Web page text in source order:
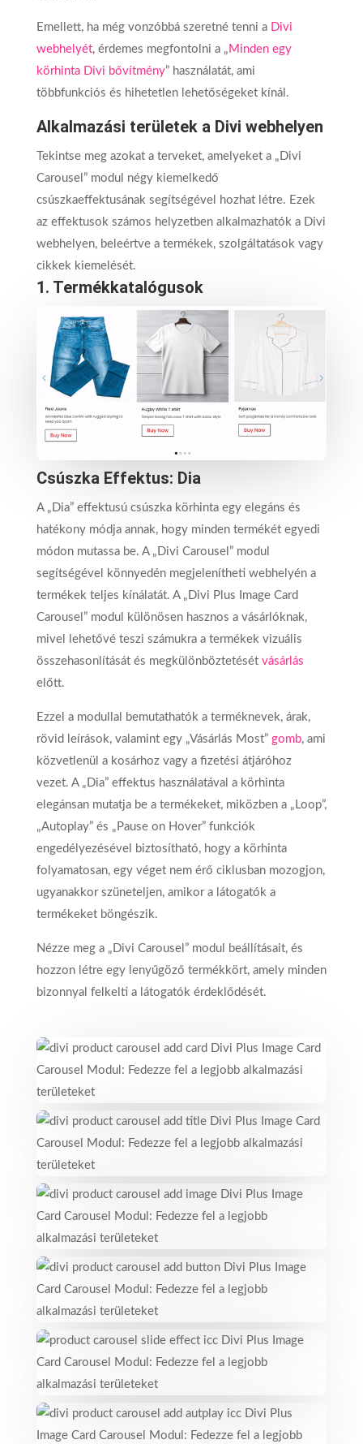
Emellett, ha még vonzóbbá szeretné tenni a Divi
webhelyét, érdemes megfontolni a „ Minden egy
körhinta Divi bővítmény” használatát, ami
többfunkciós és hihetetlen lehetőségeket kínál.
Alkalmazási területek a Divi webhelyen
Tekintse meg azokat a terveket, amelyeket a „Divi
Carousel” modul négy kiemelkedő
csúszkaeffektusának segítségével hozhat létre. Ezek
az effektusok számos helyzetben alkalmazhatók a Divi
webhelyen, beleértve a termékek, szolgáltatások vagy
cikkek kiemelését.
1. Termékkatalógusok
Csúszka Effektus: Dia
A „Dia” effektusú csúszka körhinta egy elegáns és
hatékony módja annak, hogy minden termékét egyedi
módon mutassa be. A „Divi Carousel” modul
segítségével könnyedén megjelenítheti webhelyén a
termékek teljes kínálatát. A „Divi Plus Image Card
Carousel” modul különösen hasznos a vásárlóknak,
mivel lehetővé teszi számukra a termékek vizuális
összehasonlítását és megkülönböztetését vásárlás
előtt.
Ezzel a modullal bemutathatók a terméknevek, árak,
rövid leírások, valamint egy „Vásárlás Most” gomb, ami
közvetlenül a kosárhoz vagy a fizetési átjáróhoz
vezet. A „Dia” effektus használatával a körhinta
elegánsan mutatja be a termékeket, miközben a „Loop”,
„Autoplay” és „Pause on Hover” funkciók
engedélyezésével biztosítható, hogy a körhinta
folyamatosan, egy véget nem érő ciklusban mozogjon,
ugyanakkor szüneteljen, amikor a látogatók a
termékeket böngészik.
Nézze meg a „Divi Carousel” modul beállításait, és
hozzon létre egy lenyűgöző termékkört, amely minden
bizonnyal felkelti a látogatók érdeklődését.